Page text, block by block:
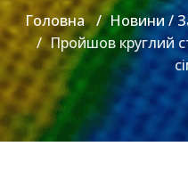
Головна
Новини /
Пройшов круглий